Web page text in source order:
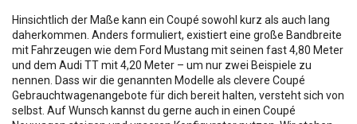
Hinsichtlich der Maße kann ein Coupé sowohl kurz als auch lang
daherkommen. Anders formuliert, existiert eine große Bandbreite
mit Fahrzeugen wie dem Ford Mustang mit seinen fast 4,80 Meter
und dem Audi TT mit 4,20 Meter – um nur zwei Beispiele zu
nennen. Dass wir die genannten Modelle als clevere Coupé
Gebrauchtwagenangebote für dich bereit halten, versteht sich von
selbst. Auf Wunsch kannst du gerne auch in einen Coupé